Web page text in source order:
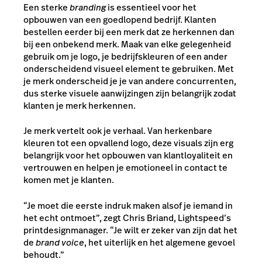
Een sterkebrandingis essentieel voor het
opbouwen van een goedlopend bedrijf. Klanten
bestellen eerder bij een merk dat ze herkennen dan
bij een onbekend merk. Maak van elke gelegenheid
gebruik om je logo, je bedrijfskleuren of een ander
onderscheidend visueel element te gebruiken. Met
je merk onderscheid je je van andere concurrenten,
dus sterke visuele aanwijzingen zijn belangrijk zodat
klanten je merk herkennen.
Je merk vertelt ook je verhaal. Van herkenbare
kleuren tot een opvallend logo, deze visuals zijn erg
belangrijk voor het opbouwen van klantloyaliteit en
vertrouwen en helpen je emotioneel in contact te
komen met je klanten.
“Je moet die eerste indruk maken alsof je iemand in
het echt ontmoet”, zegt Chris Briand, Lightspeed’s
printdesignmanager. “Je wilt er zeker van zijn dat het
debrand voice, het uiterlijk en het algemene gevoel
behoudt.”